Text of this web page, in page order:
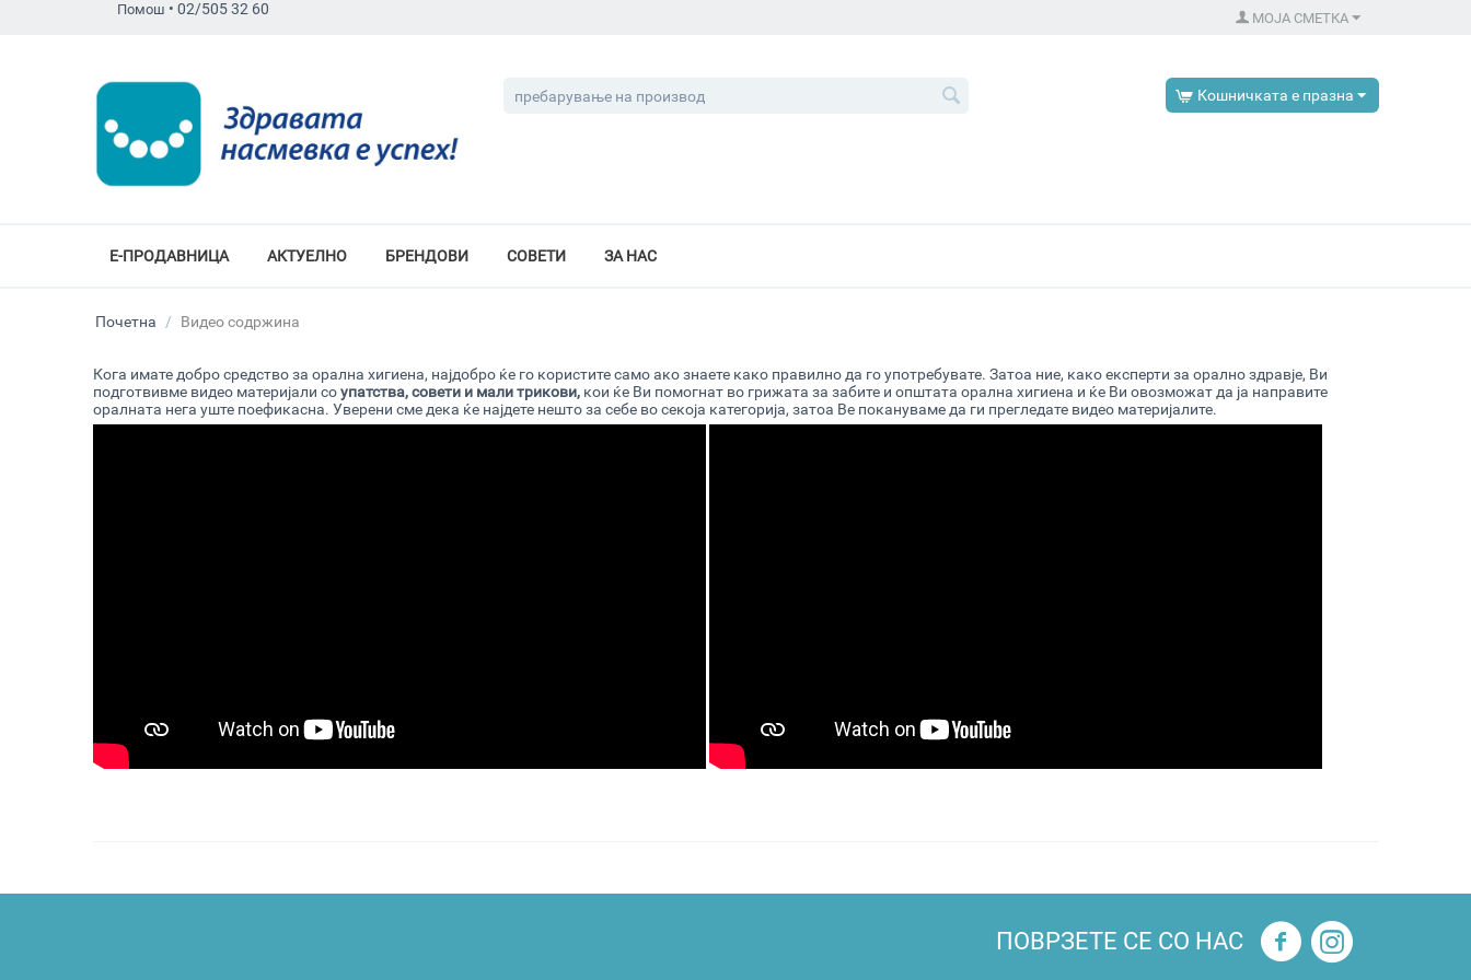
Помош • 02/505 32 60
МОЈА СМЕТКА
Кошничката е празна
Е-ПРОДАВНИЦА АКТУЕЛНО БРЕНДОВИ СОВЕТИ ЗА НАС
Почетна / Видео содржина
Кога имате добро средство за орална хигиена, најдобро ќе го користите само ако знаете како правилно да го употребувате. Затоа ние, како експерти за орално здравје, Ви
подготвивме видео материјали соупатства, совети и мали трикови,кои ќе Ви помогнат во грижата за забите и општата орална хигиена и ќе Ви овозможат да ја направите
оралната нега уште поефикасна. Уверени сме дека ќе најдете нешто за себе во секоја категорија, затоа Ве покануваме да ги прегледате видео материјалите.
ПОВРЗЕТЕ СЕ СО НАС